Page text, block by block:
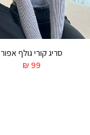
סריג קורי גולף אפור
₪ 99